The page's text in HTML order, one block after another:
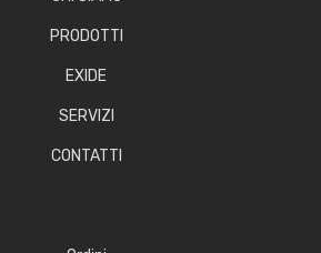
PRODOTTI
EXIDE
SERVIZI
CONTATTI